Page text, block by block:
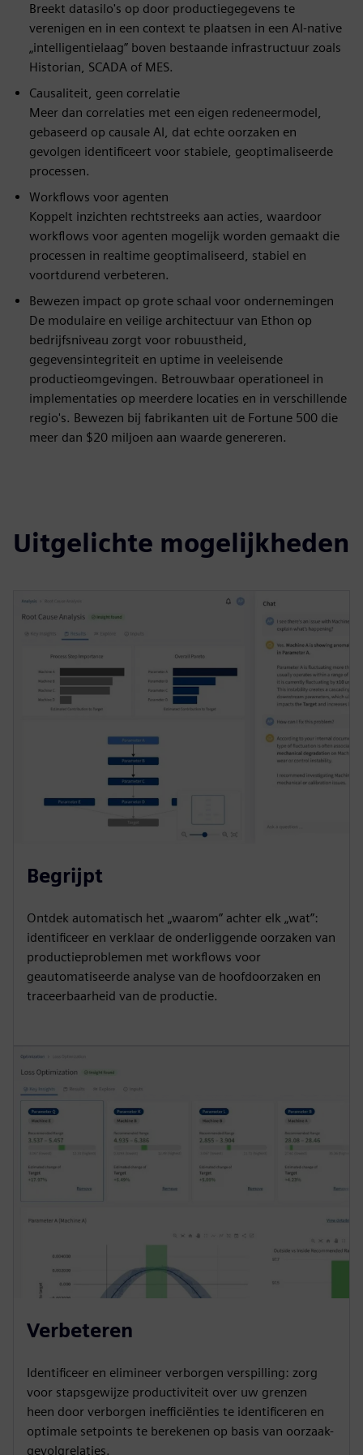
Breekt datasilo's op door productiegegevens te
verenigen en in een context te plaatsen in een AI-native
„intelligentielaag” boven bestaande infrastructuur zoals
Historian, SCADA of MES.
Causaliteit, geen correlatie
Meer dan correlaties met een eigen redeneermodel,
gebaseerd op causale AI, dat echte oorzaken en
gevolgen identificeert voor stabiele, geoptimaliseerde
processen.
Workflows voor agenten
Koppelt inzichten rechtstreeks aan acties, waardoor
workflows voor agenten mogelijk worden gemaakt die
processen in realtime geoptimaliseerd, stabiel en
voortdurend verbeteren.
Bewezen impact op grote schaal voor ondernemingen
De modulaire en veilige architectuur van Ethon op
bedrijfsniveau zorgt voor robuustheid,
gegevensintegriteit en uptime in veeleisende
productieomgevingen. Betrouwbaar operationeel in
implementaties op meerdere locaties en in verschillende
regio's. Bewezen bij fabrikanten uit de Fortune 500 die
meer dan $20 miljoen aan waarde genereren.
Uitgelichte mogelijkheden
Begrijpt
Ontdek automatisch het „waarom” achter elk „wat”:
identificeer en verklaar de onderliggende oorzaken van
productieproblemen met workflows voor
geautomatiseerde analyse van de hoofdoorzaken en
traceerbaarheid van de productie.
Verbeteren
Identificeer en elimineer verborgen verspilling: zorg
voor stapsgewijze productiviteit over uw grenzen
heen door verborgen inefficiënties te identificeren en
optimale setpoints te berekenen op basis van oorzaak-
gevolgrelaties.